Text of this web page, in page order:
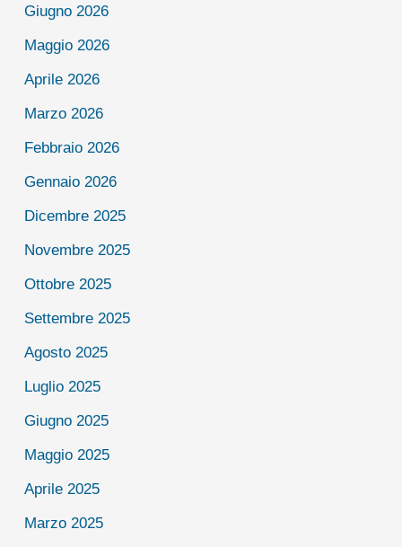
Giugno 2026
Maggio 2026
Aprile 2026
Marzo 2026
Febbraio 2026
Gennaio 2026
Dicembre 2025
Novembre 2025
Ottobre 2025
Settembre 2025
Agosto 2025
Luglio 2025
Giugno 2025
Maggio 2025
Aprile 2025
Marzo 2025